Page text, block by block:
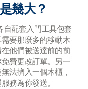
幾大？
自配套入門工具包套
要那麼多的移動木
他們被送達前的前
費更改訂單。另一
法擠入一個木櫃，
務為你發送。